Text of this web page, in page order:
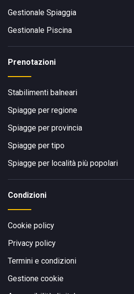
Gestionale Spiaggia
Gestionale Piscina
Prenotazioni
Stabilimenti balneari
Spiagge per regione
Spiagge per provincia
Spiagge per tipo
Spiagge per località più popolari
Condizioni
Cookie policy
Privacy policy
Termini e condizioni
Gestione cookie